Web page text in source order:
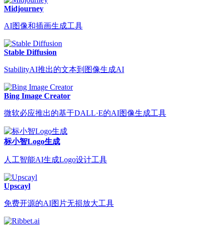
Midjourney
AI图像和插画生成工具
Stable Diffusion
StabilityAI推出的文本到图像生成AI
Bing Image Creator
微软必应推出的基于DALL·E的AI图像生成工具
标小智Logo生成
人工智能AI生成Logo设计工具
Upscayl
免费开源的AI图片无损放大工具